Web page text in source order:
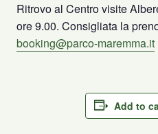
Ritrovo al Centro visite
ore 9.00. Consigliata la
booking@parco-maremma.it
Add to